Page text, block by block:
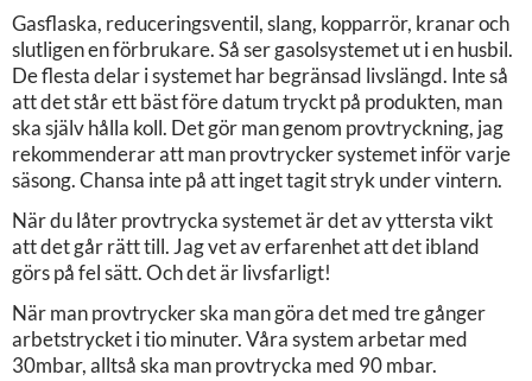
Gasflaska, reduceringsventil, slang, kopparrör, kranar och
slutligen en förbrukare. Så ser gasolsystemet ut i en husbil.
De flesta delar i systemet har begränsad livslängd. Inte så
att det står ett bäst före datum tryckt på produkten, man
ska själv hålla koll. Det gör man genom provtryckning, jag
rekommenderar att man provtrycker systemet inför varje
säsong. Chansa inte på att inget tagit stryk under vintern.
När du låter provtrycka systemet är det av yttersta vikt
att det går rätt till. Jag vet av erfarenhet att det ibland
görs på fel sätt. Och det är livsfarligt!
När man provtrycker ska man göra det med tre gånger
arbetstrycket i tio minuter. Våra system arbetar med
30mbar, alltså ska man provtrycka med 90 mbar.